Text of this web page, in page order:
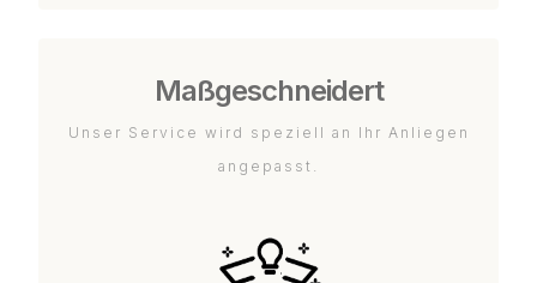
Maßgeschneidert
Unser Service wird speziell an Ihr Anliegen
angepasst.